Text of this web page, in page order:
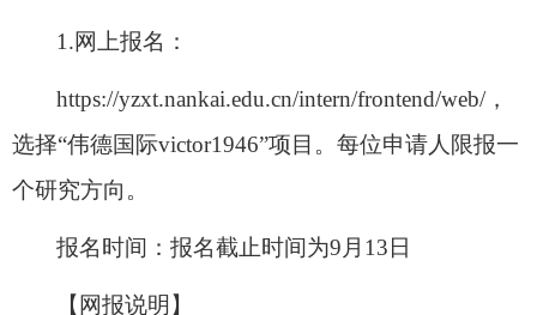
1.网上报名：
https://yzxt.nankai.edu.cn/intern/frontend/web/，
选择“伟德国际victor1946”项目。每位申请人限报一
个研究方向。
报名时间：报名截止时间为9 月 13 日
【网报说明】